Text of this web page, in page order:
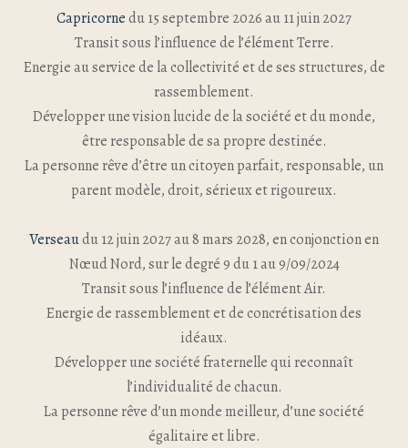
Capricornedu 15 septembre 2026 au 11 juin 2027
Transit sous l’influence de l’élément Terre.
Energie au service de la collectivité et de ses structures, de
rassemblement.
Développer une vision lucide de la société et du monde,
être responsable de sa propre destinée.
La personne rêve d’être un citoyen parfait, responsable, un
parent modèle, droit, sérieux et rigoureux.
Verseaudu 12 juin 2027 au 8 mars 2028, en conjonction en
Nœud Nord, sur le degré 9 du 1 au 9/09/2024
Transit sous l’influence de l’élément Air.
Energie de rassemblement et de concrétisation des
idéaux.
Développer une société fraternelle qui reconnaît
l’individualité de chacun.
La personne rêve d’un monde meilleur, d’une société
égalitaire et libre.